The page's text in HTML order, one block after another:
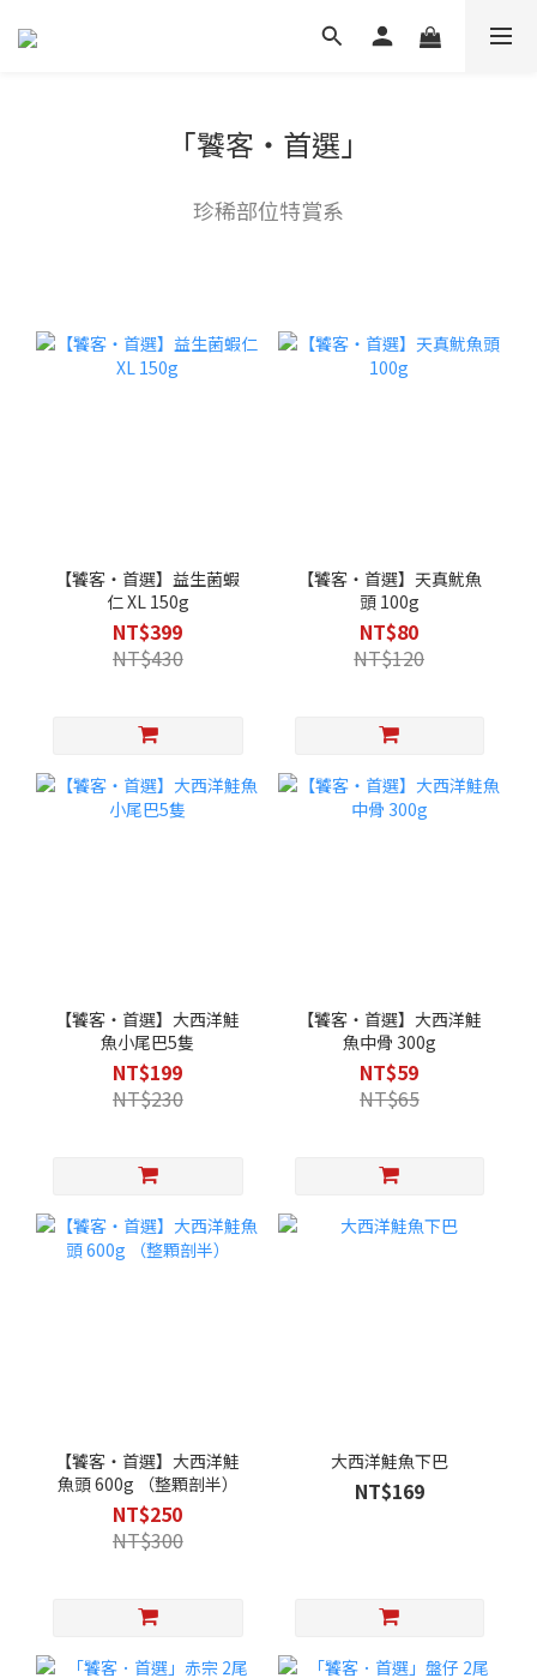
「饕客・首選」
珍稀部位特賞系
【饕客・首選】益生菌蝦
仁 XL 150g
NT$399
NT$430
【饕客・首選】天真魷魚
頭 100g
NT$80
NT$120
【饕客・首選】大西洋鮭
魚小尾巴5隻
NT$199
NT$230
【饕客・首選】大西洋鮭
魚中骨 300g
NT$59
NT$65
【饕客・首選】大西洋鮭
魚頭 600g （整顆剖半）
NT$250
NT$300
大西洋鮭魚下巴
NT$169